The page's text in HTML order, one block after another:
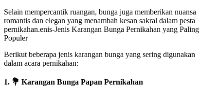
Selain mempercantik ruangan, bunga juga memberikan nuansa
romantis dan elegan yang menambah kesan sakral dalam pesta
pernikahan.enis-Jenis Karangan Bunga Pernikahan yang Paling
Populer
Berikut beberapa jenis karangan bunga yang sering digunakan
dalam acara pernikahan:
1. 💐 Karangan Bunga Papan Pernikahan